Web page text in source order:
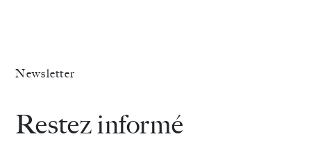
Newsletter
Restez informé